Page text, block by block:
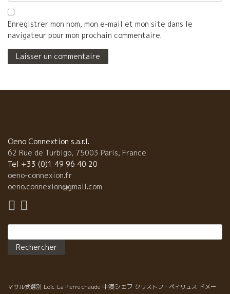
Enregistrer mon nom, mon e-mail et mon site dans le
navigateur pour mon prochain commentaire.
Oeno Connextion s.a.r.l.
62 Rue de Turbigo, 75003 Paris, France
Tel +33 (0)1 49 96 40 20
oeno-connexion.fr
oeno.connexion@gmail.com
マサル式選別 Loïc La Pierre chaude 中湊シェフ クリストフ・ペイリュス ドメー